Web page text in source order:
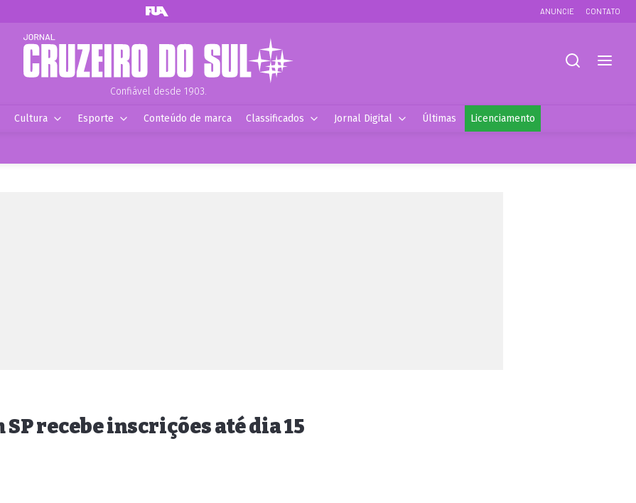
ANUNCIE CONTATO
Confiável desde 1903.
Cultura Esporte Conteúdo de marca Classificados Jornal Digital Últimas Licenciamento
recebe inscrições até dia 15